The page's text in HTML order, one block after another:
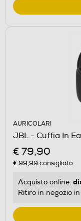
AURICOLARI
JBL - Cuffia In
€ 79,90
€ 99,99 consigliato
Acquisto online:
Ritiro in negozio